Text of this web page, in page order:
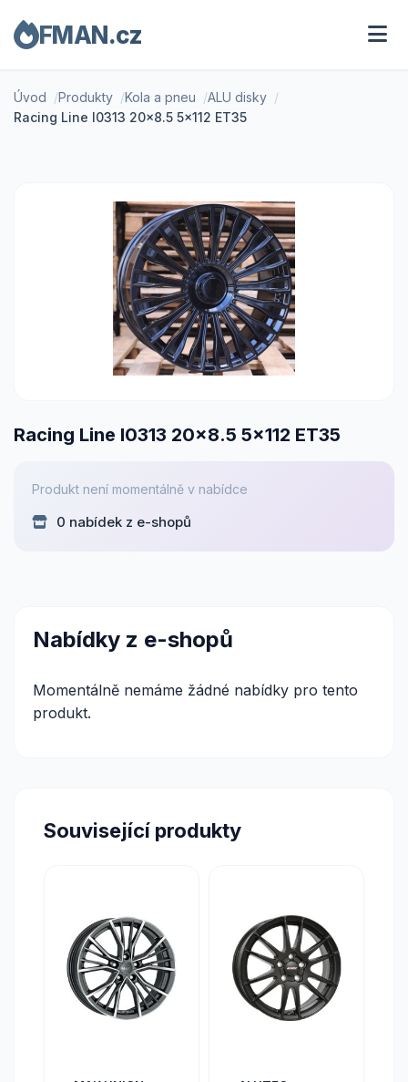
FMAN.cz
Úvod Produkty Kola a pneu
ALU disky
Racing Line I0313 20x8.5 5x112 ET35
Racing Line I0313 20x8.5 5x112 ET35
Produkt není momentálně v nabídce
0 nabídek z e-shopů
Nabídky z e-shopů
Momentálně nemáme žádné nabídky pro tento
produkt.
Související produkty